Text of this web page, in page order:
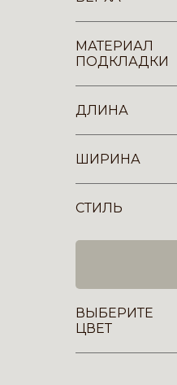
МАТЕРИАЛ
ПОДКЛАДКИ
ДЛИНА
ШИРИНА
СТИЛЬ
ВЫБЕРИТЕ
ЦВЕТ